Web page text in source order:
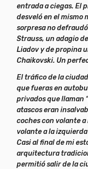
entrada a ciegas. El
desveló en el mismo
sorpresa no
Strauss, un adagio
Liadov y de propina
Chaikovski. Un
El tráfico de la
que fueras en
privados que llaman
atascos eran
coches con volante
volante a la
Casi al final de mi
arquitectura
permitió salir de la